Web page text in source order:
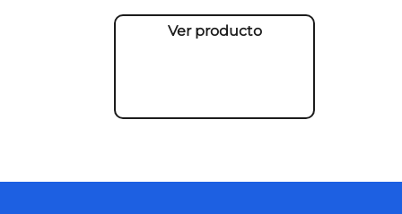
Ver producto